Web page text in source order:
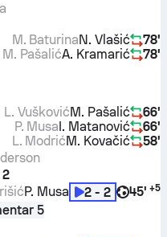
78'
N. Vlašić
M. Baturina
78'
A. Kramarić
M. Pašalić
66'
M. Pašalić
L. Vušković
66'
I. Matanović
P. Musa
58'
M. Kovačić
L. Modrić
2
45' +5
2 - 2
P. Musa
5